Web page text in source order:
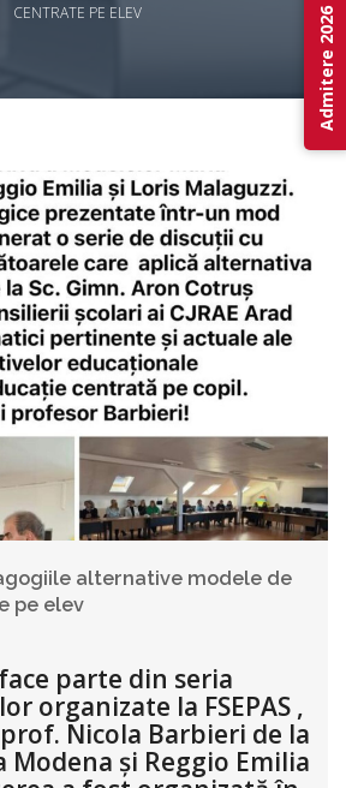
CENTRATE PE ELEV
alternative modele de
pe elev
parte din seria
organizate la FSEPAS ,
Nicola Barbieri de la
și Reggio Emilia
Admitere 2026